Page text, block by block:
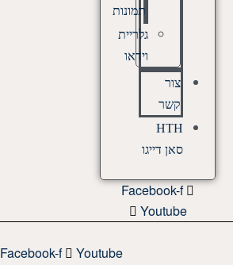
תמונות
גלריית
וידאו
צור
קשר
HTH
סאן דייגו
Facebook-f
Youtube
Facebook-f Youtube